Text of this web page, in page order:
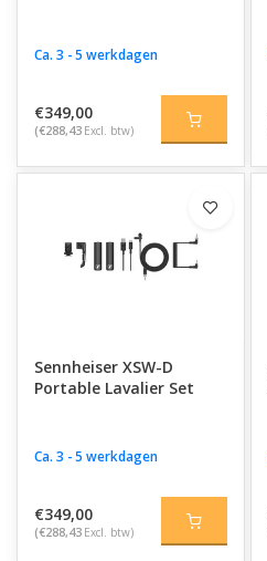
Ca. 3 - 5 werkdagen
€349,00
(€288,43 Excl. btw)
Sennheiser XSW-D
Portable Lavalier Set
Ca. 3 - 5 werkdagen
€349,00
(€288,43 Excl. btw)